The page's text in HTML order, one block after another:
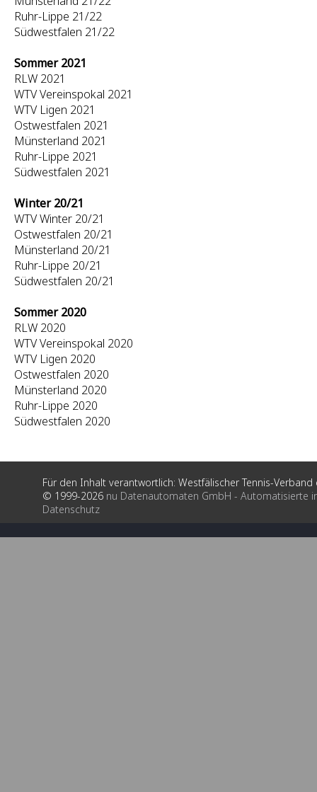
Ruhr-Lippe 21/22
Südwestfalen 21/22
Sommer 2021
RLW 2021
WTV Vereinspokal 2021
WTV Ligen 2021
Ostwestfalen 2021
Münsterland 2021
Ruhr-Lippe 2021
Südwestfalen 2021
Winter 20/21
WTV Winter 20/21
Ostwestfalen 20/21
Münsterland 20/21
Ruhr-Lippe 20/21
Südwestfalen 20/21
Sommer 2020
RLW 2020
WTV Vereinspokal 2020
WTV Ligen 2020
Ostwestfalen 2020
Münsterland 2020
Ruhr-Lippe 2020
Südwestfalen 2020
Für den Inhalt verantwortlich: Westfälischer Tennis-Verband
© 1999-2026 nu Datenautomaten GmbH - Automatisierte
Datenschutz